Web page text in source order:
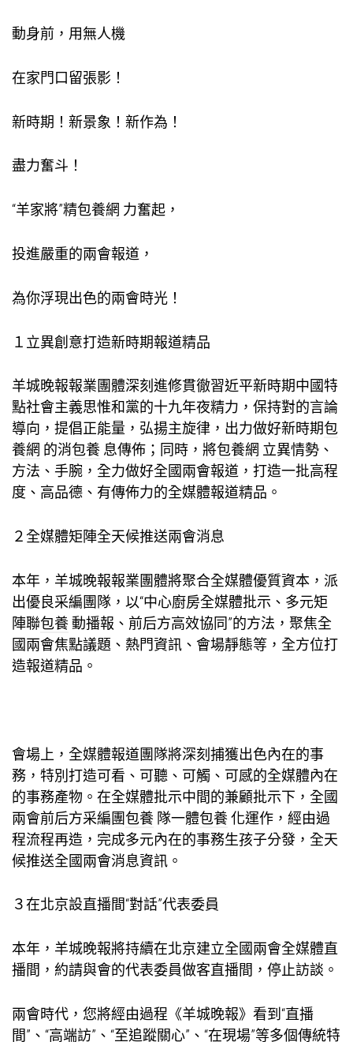
動身前，用無人機
在家門口留張影！
新時期！新景象！新作為！
盡力奮斗！
“羊家將”精包養網 力奮起，
投進嚴重的兩會報道，
為你浮現出色的兩會時光！
１立異創意打造新時期報道精品
羊城晚報報業團體深刻進修貫徹習近平新時期中國特
點社會主義思惟和黨的十九年夜精力，保持對的言論
導向，提倡正能量，弘揚主旋律，出力做好新時期包
養網 的消包養 息傳佈；同時，將包養網 立異情勢、
方法、手腕，全力做好全國兩會報道，打造一批高程
度、高品德、有傳佈力的全媒體報道精品。
２全媒體矩陣全天候推送兩會消息
本年，羊城晚報報業團體將聚合全媒體優質資本，派
出優良采編團隊，以“中心廚房全媒體批示、多元矩
陣聯包養動播報、前后方高效協同”的方法，聚焦全
國兩會焦點議題、熱門資訊、會場靜態等，全方位打
造報道精品。
會場上，全媒體報道團隊將深刻捕獲出色內在的事
務，特別打造可看、可聽、可觸、可感的全媒體內在
的事務產物。在全媒體批示中間的兼顧批示下，全國
兩會前后方采編團包養 隊一體包養化運作，經由過
程流程再造，完成多元內在的事務生孩子分發，全天
候推送全國兩會消息資訊。
３在北京設直播間“對話”代表委員
本年，羊城晚報將持續在北京建立全國兩會全媒體直
播間，約請與會的代表委員做客直播間，停止訪談。
兩會時代，您將經由過程《羊城晚報》看到“直播
間”、“高端訪”、“至追蹤關心”、“在現場”等多個傳統特